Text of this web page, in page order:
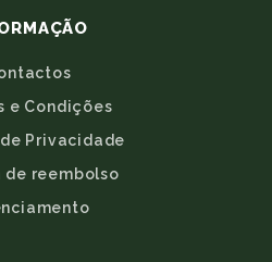
e Condições
Privacidade
de reembolso